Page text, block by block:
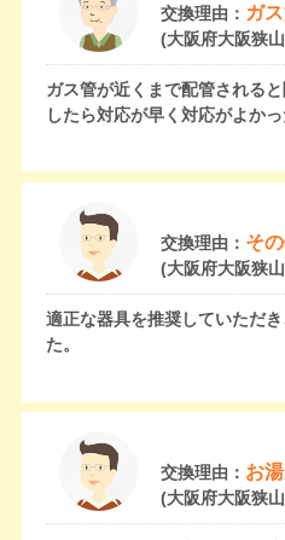
交換理由： ガ
(大阪府大阪狭
ガス管が近くまで配管される
したら対応が早く対応がよか
交換理由： そ
(大阪府大阪狭
適正な器具を推奨していただ
た。
交換理由： お
(大阪府大阪狭